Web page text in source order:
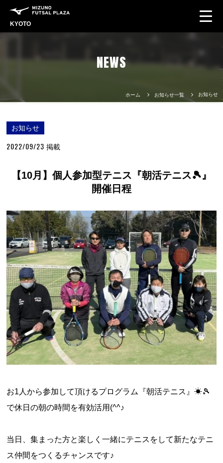
KYOTO
NEWS
ホーム お知らせ一覧 お知らせ
お知らせ
2022/09/23 掲載
【10月】個人参加型テニス『朝活テニス🎾』
開催日程
お1人から参加して頂けるプログラム『朝活テニス』☀🎾
で休日の朝の時間を有効活用(^^♪
当日、集まった方と楽しく一緒にテニスをして新たなテニ
ス仲間をつくるチャンスです♪